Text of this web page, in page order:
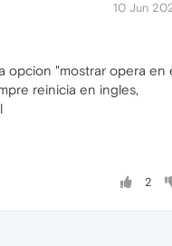
10 Jun
opcion "mostrar opera en
reinicia en ingles,
2